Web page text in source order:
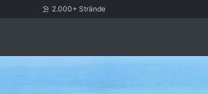
2.000+ Strände